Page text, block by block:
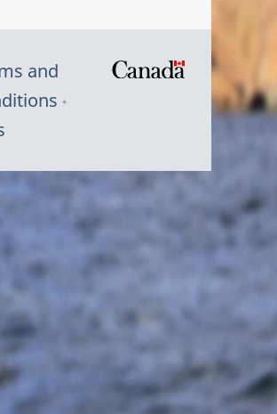
and
Symbole
Canada